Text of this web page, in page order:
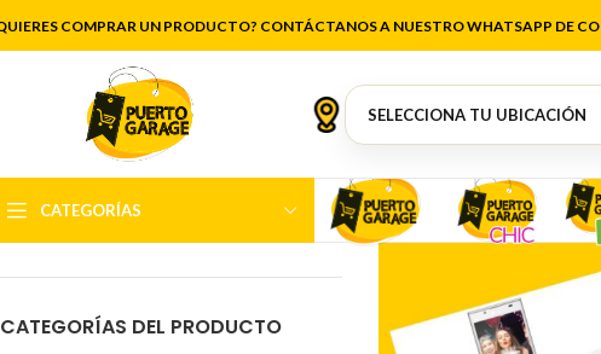
COMPRAR UN PRODUCTO? CONTÁCTANOS A NUESTRO WHATSAPP DE
CATEGORÍAS
Parque
FILTRAR POR PRECIO
FILTRAR
Precio:$26.000—
CATEGORÍAS DEL PRODUCTO